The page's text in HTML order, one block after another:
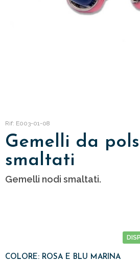
Rif: E003-01-08
Gemelli da
smaltati
Gemelli nodi smaltati.
COLORE: ROSA E BLU MARINA